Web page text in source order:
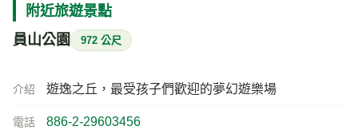
附近旅遊景點
員山公園 972 公尺
介紹 遊逸之丘，最受孩子們歡迎的夢幻遊樂場
電話 886-2-29603456